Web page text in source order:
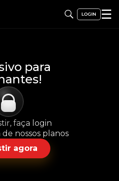
☰
para
faça login
nossos planos
agora